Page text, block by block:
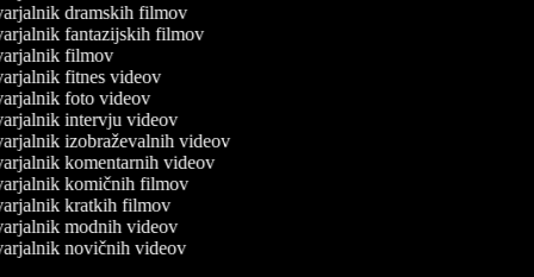
dramskih filmov
fantazijskih filmov
filmov
fitnes videov
foto videov
intervju videov
izobraževalnih videov
komentarnih videov
komičnih filmov
kratkih filmov
modnih videov
novičnih videov